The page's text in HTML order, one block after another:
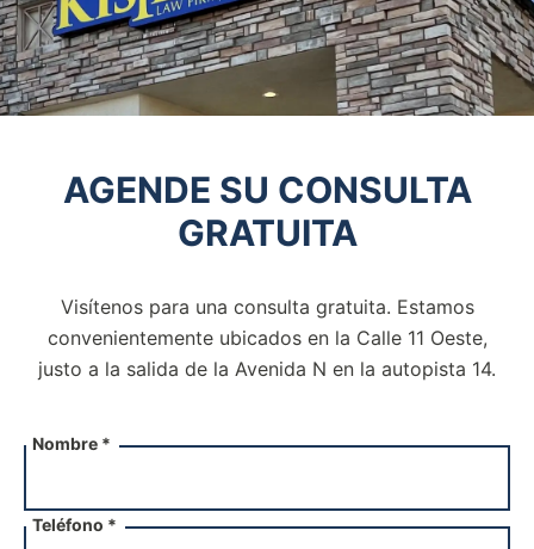
AGENDE SU CONSULTA
GRATUITA
Visítenos para una consulta gratuita. Estamos
convenientemente ubicados en la Calle 11 Oeste,
justo a la salida de la Avenida N en la autopista 14.
Nombre *
Teléfono *